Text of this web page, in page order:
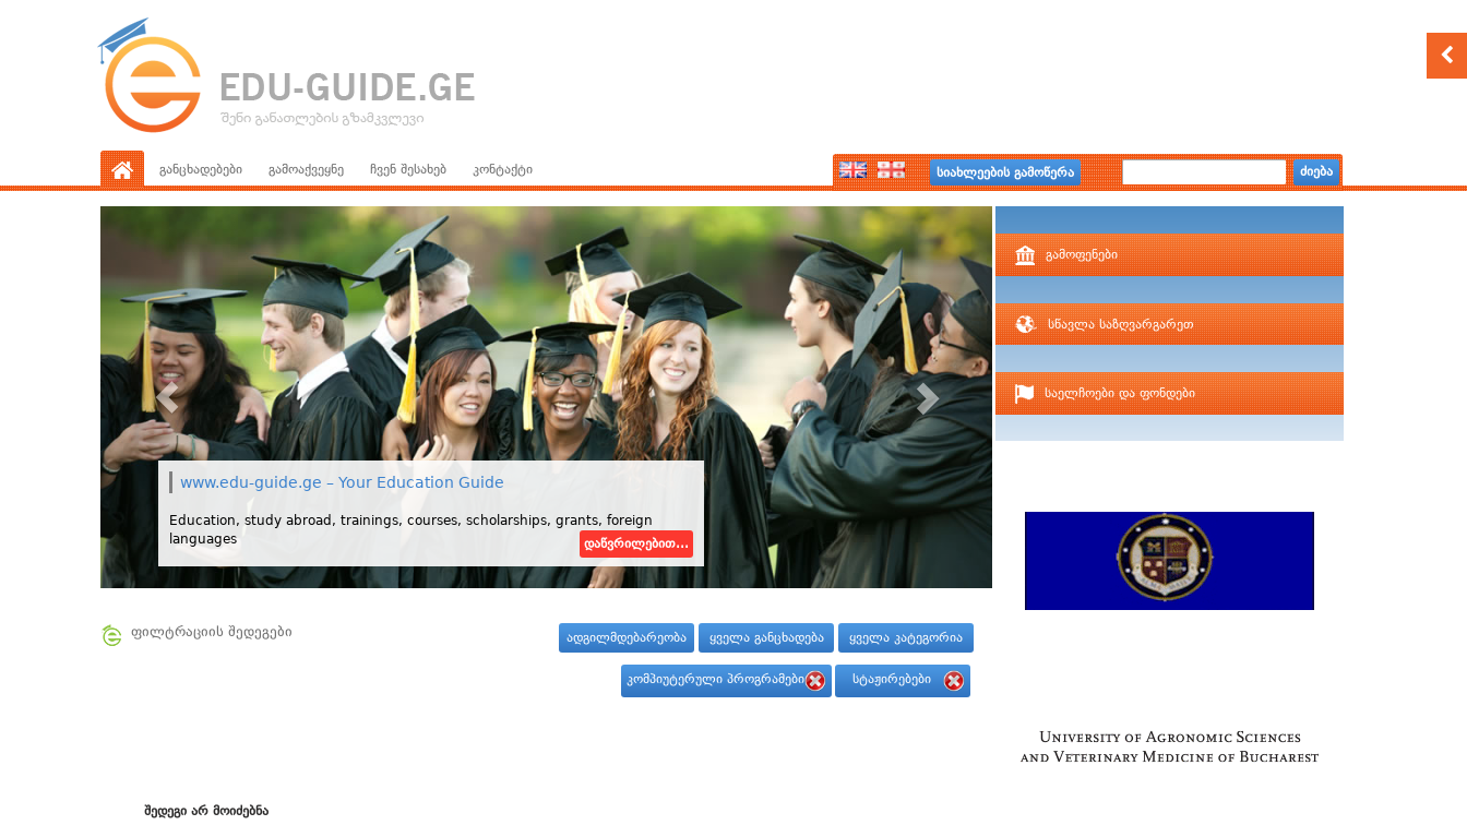
განცხადებები გამოაქვეყნე ჩვენ შესახებ კონტაქტი სიახლეების გამოწერა ძიება
www.edu-guide.ge – Your Education Guide
Education, study abroad, trainings, courses, scholarships, grants, foreign
languages
დაწვრილებით...
ფილტრაციის შედეგები ადგილმდებარეობა ყველა განცხადება ყველა კატეგორია
კომპიუტერული პროგრამები სტაჟირებები
შედეგი არ მოიძებნა
გამოფენები
სწავლა საზღვარგარეთ
საელჩოები და ფონდები